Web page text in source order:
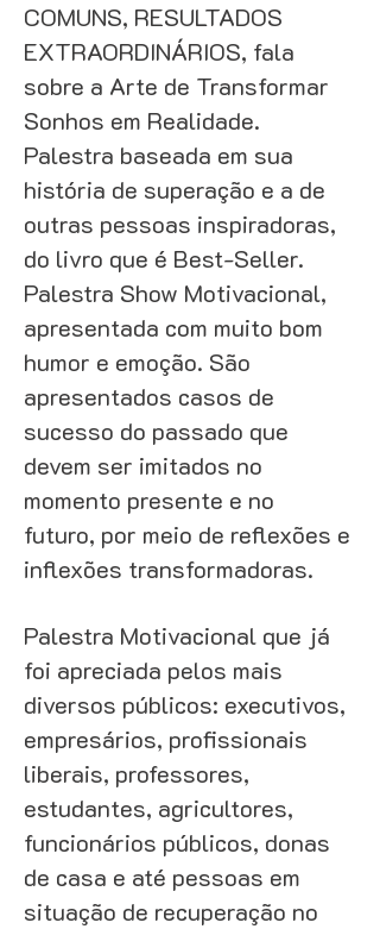
COMUNS, RESULTADOS
EXTRAORDINÁRIOS, fala
sobre a Arte de Transformar
Sonhos em Realidade.
Palestra baseada em sua
história de superação e a de
outras pessoas inspiradoras,
do livro que é Best-Seller.
Palestra Show Motivacional,
apresentada com muito bom
humor e emoção. São
apresentados casos de
sucesso do passado que
devem ser imitados no
momento presente e no
futuro, por meio de reflexões e
inflexões transformadoras.
Palestra Motivacional que já
foi apreciada pelos mais
diversos públicos: executivos,
empresários, profissionais
liberais, professores,
estudantes, agricultores,
funcionários públicos, donas
de casa e até pessoas em
situação de recuperação no